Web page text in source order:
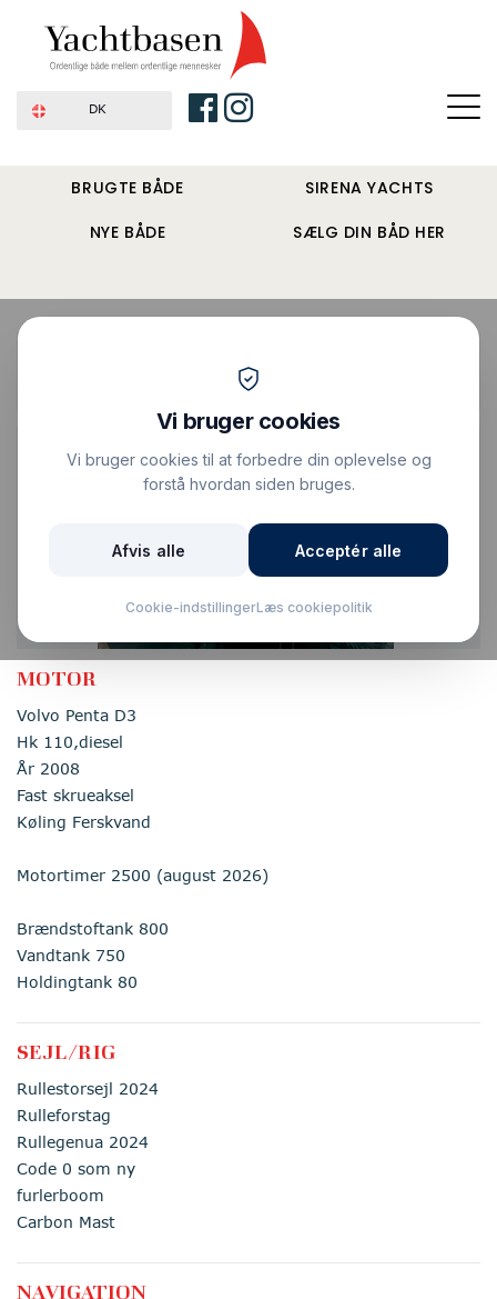
DK
BRUGTE BÅDE
NYE BÅDE
SIRENA YACHTS
SÆLG DIN BÅD HER
Vis alle billeder
MOTOR
Volvo Penta D3
Hk 110,diesel
År 2008
Fast skrueaksel
Køling Ferskvand
Motortimer 2500 (august 2026)
Brændstoftank 800
Vandtank 750
Holdingtank 80
SEJL/RIG
Rullestorsejl 2024
Rulleforstag
Rullegenua 2024
Code 0 som ny
furlerboom
Carbon Mast
NAVIGATION